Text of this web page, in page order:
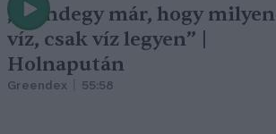
„Mindegy már, hogy milyen
víz, csak víz legyen” |
Holnapután
Greendex 55:58